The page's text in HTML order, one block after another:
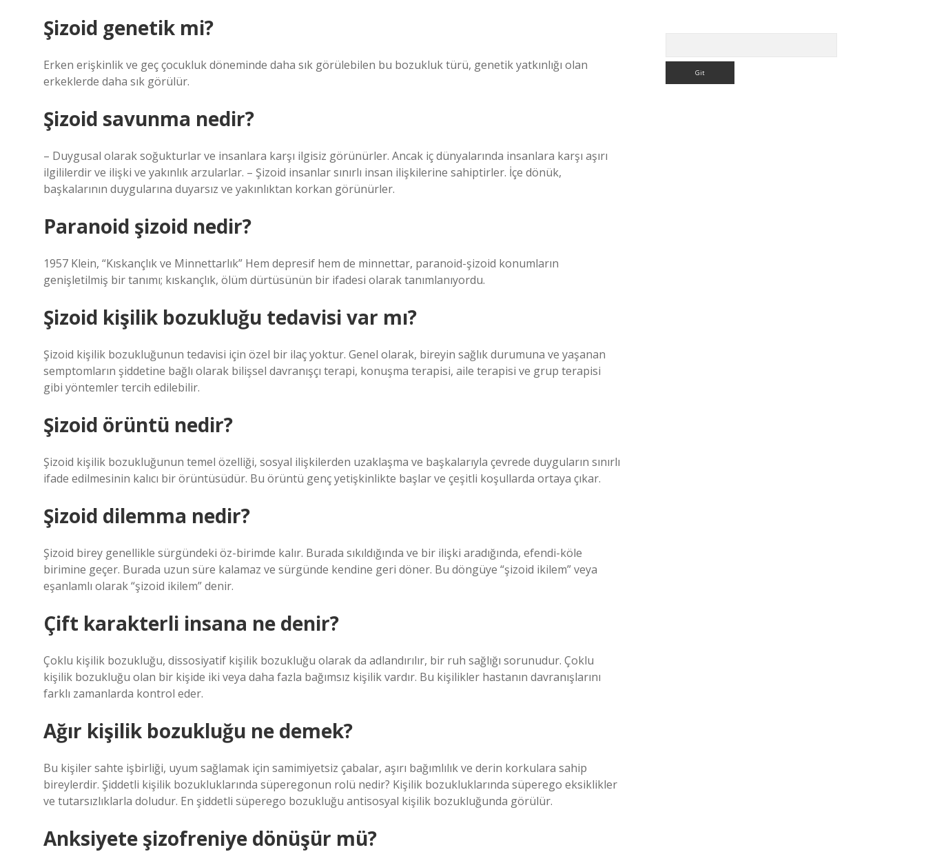
Şizoid genetik mi?
Erken erişkinlik ve geç çocukluk döneminde daha sık görülebilen bu bozukluk türü, genetik yatkınlığı olan
erkeklerde daha sık görülür.
Şizoid savunma nedir?
– Duygusal olarak soğukturlar ve insanlara karşı ilgisiz görünürler. Ancak iç dünyalarında insanlara karşı aşırı
ilgililerdir ve ilişki ve yakınlık arzularlar. – Şizoid insanlar sınırlı insan ilişkilerine sahiptirler. İçe dönük,
başkalarının duygularına duyarsız ve yakınlıktan korkan görünürler.
Paranoid şizoid nedir?
1957 Klein, “Kıskançlık ve Minnettarlık” Hem depresif hem de minnettar, paranoid-şizoid konumların
genişletilmiş bir tanımı; kıskançlık, ölüm dürtüsünün bir ifadesi olarak tanımlanıyordu.
Şizoid kişilik bozukluğu tedavisi var mı?
Şizoid kişilik bozukluğunun tedavisi için özel bir ilaç yoktur. Genel olarak, bireyin sağlık durumuna ve yaşanan
semptomların şiddetine bağlı olarak bilişsel davranışçı terapi, konuşma terapisi, aile terapisi ve grup terapisi
gibi yöntemler tercih edilebilir.
Şizoid örüntü nedir?
Şizoid kişilik bozukluğunun temel özelliği, sosyal ilişkilerden uzaklaşma ve başkalarıyla çevrede duyguların sınırlı
ifade edilmesinin kalıcı bir örüntüsüdür. Bu örüntü genç yetişkinlikte başlar ve çeşitli koşullarda ortaya çıkar.
Şizoid dilemma nedir?
Şizoid birey genellikle sürgündeki öz-birimde kalır. Burada sıkıldığında ve bir ilişki aradığında, efendi-köle
birimine geçer. Burada uzun süre kalamaz ve sürgünde kendine geri döner. Bu döngüye “şizoid ikilem” veya
eşanlamlı olarak “şizoid ikilem” denir.
Çift karakterli insana ne denir?
Çoklu kişilik bozukluğu, dissosiyatif kişilik bozukluğu olarak da adlandırılır, bir ruh sağlığı sorunudur. Çoklu
kişilik bozukluğu olan bir kişide iki veya daha fazla bağımsız kişilik vardır. Bu kişilikler hastanın davranışlarını
farklı zamanlarda kontrol eder.
Ağır kişilik bozukluğu ne demek?
Bu kişiler sahte işbirliği, uyum sağlamak için samimiyetsiz çabalar, aşırı bağımlılık ve derin korkulara sahip
bireylerdir. Şiddetli kişilik bozukluklarında süperegonun rolü nedir? Kişilik bozukluklarında süperego eksiklikler
ve tutarsızlıklarla doludur. En şiddetli süperego bozukluğu antisosyal kişilik bozukluğunda görülür.
Anksiyete şizofreniye dönüşür mü?